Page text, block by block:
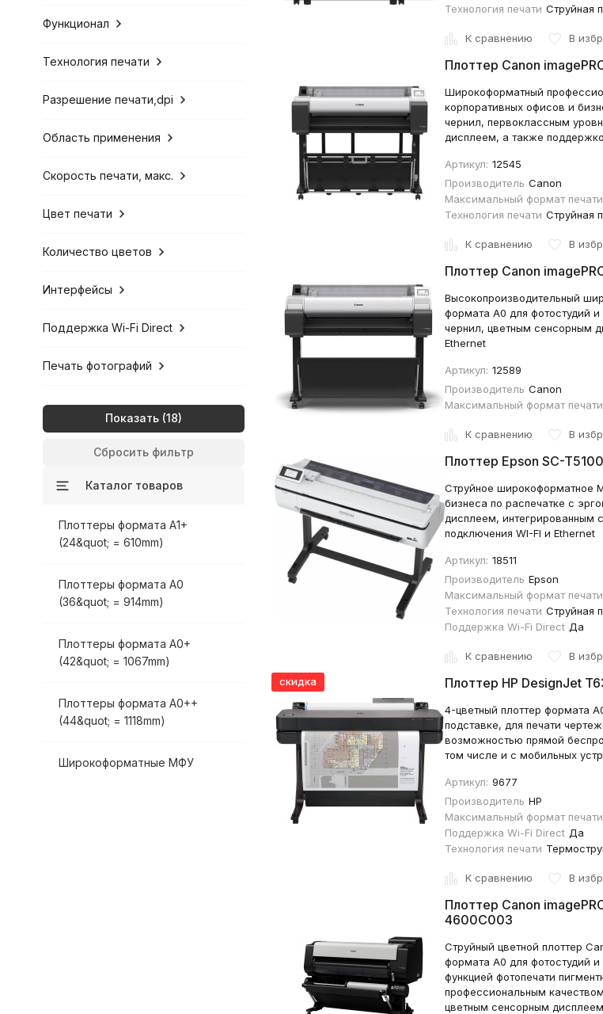
Технология печати Струйная
К сравнению В
Плоттер Canon
Широкоформатный
корпоративных офисов и
чернил, первоклассным
дисплеем, а также
Артикул: 12545
Производитель Canon
Максимальный формат печати
Технология печати Струйная
К сравнению В
Плоттер Canon
Высокопроизводительный
формата А0 для фотостудий
чернил, цветным сенсорным
Ethernet
Артикул: 12589
Производитель Canon
Максимальный формат печати
К сравнению В
Плоттер Epson SC-
Струйное широкоформатное
бизнеса по распечатке с
дисплеем, интегрированным
подключения WI-FI и Ethernet
Артикул: 18511
Производитель Epson
Максимальный формат печати
Технология печати Струйная
Поддержка Wi-Fi Direct Да
К сравнению В
скидка Плоттер HP DesignJet
4-цветный плоттер формата
подставке, для печати
возможностью прямой
том числе и с мобильных
Артикул: 9677
Производитель HP
Максимальный формат печати
Поддержка Wi-Fi Direct Да
Технология печати
К сравнению В
Плоттер Canon
4600C003
Струйный цветной плоттер
формата А0 для фотостудий и
функцией фотопечати
профессиональным
цветным сенсорным
Функционал
Технология печати
Разрешение печати,dpi
Область применения
Скорость печати, макс.
Цвет печати
Количество цветов
Интерфейсы
Поддержка Wi-Fi Direct
Печать фотографий
Показать
Сбросить фильтр
Каталог товаров
Плоттеры формата A1+
(24&quot; = 610mm)
Плоттеры формата A0
(36&quot; = 914mm)
Плоттеры формата A0+
(42&quot; = 1067mm)
Плоттеры формата A0++
(44&quot; = 1118mm)
Широкоформатные МФУ